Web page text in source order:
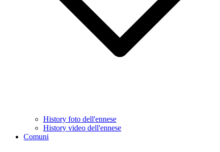
History foto dell'ennese
History video dell'ennese
Comuni